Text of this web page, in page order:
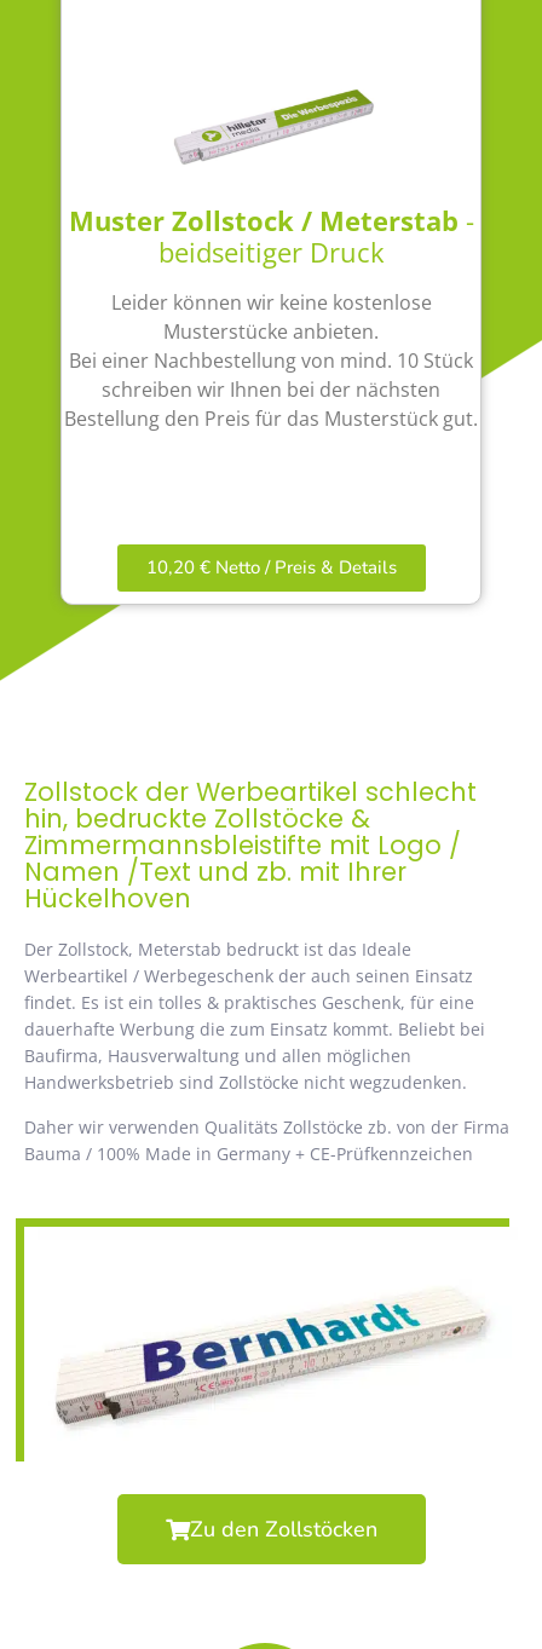
Muster Zollstock / Meterstab -
beidseitiger Druck
Leider können wir keine kostenlose
Musterstücke anbieten.
Bei einer Nachbestellung von mind. 10 Stück
schreiben wir Ihnen bei der nächsten
Bestellung den Preis für das Musterstück gut.
10,20 € Netto / Preis & Details
Zollstock der Werbeartikel schlecht
hin, bedruckte Zollstöcke &
Zimmermannsbleistifte mit Logo /
Namen /Text und zb. mit Ihrer
Hückelhoven
Der Zollstock, Meterstab bedruckt ist das Ideale
Werbeartikel / Werbegeschenk der auch seinen Einsatz
findet. Es ist ein tolles & praktisches Geschenk, für eine
dauerhafte Werbung die zum Einsatz kommt. Beliebt bei
Baufirma, Hausverwaltung und allen möglichen
Handwerksbetrieb sind Zollstöcke nicht wegzudenken.
Daher wir verwenden Qualitäts Zollstöcke zb. von der Firma
Bauma / 100% Made in Germany + CE-Prüfkennzeichen
Zu den Zollstöcken